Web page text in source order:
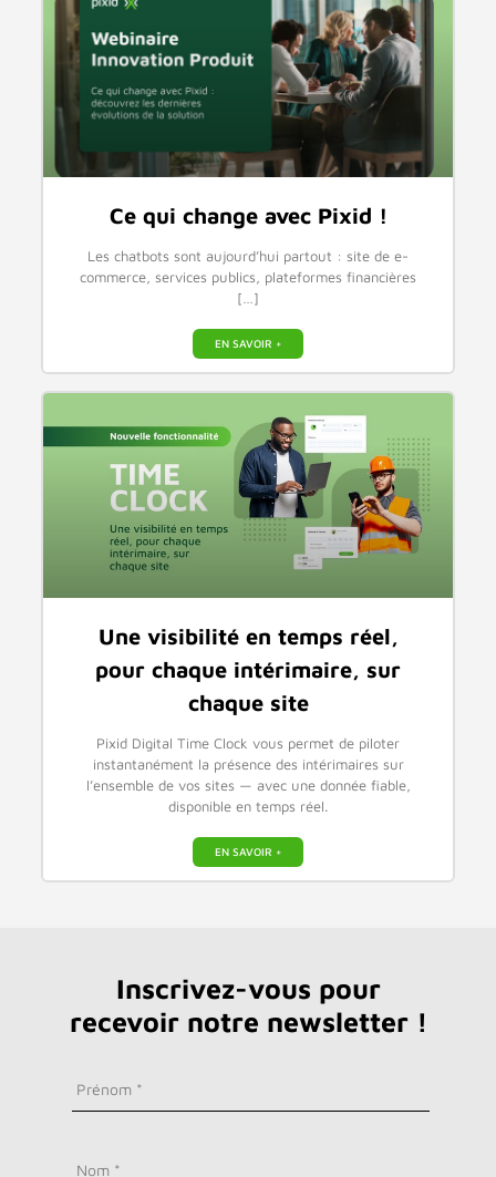
Ce qui change avec Pixid !
Les chatbots sont aujourd’hui partout : site de e-
commerce, services publics, plateformes financières
[…]
EN SAVOIR +
Une visibilité en temps réel,
pour chaque intérimaire, sur
chaque site
Pixid Digital Time Clock vous permet de piloter
instantanément la présence des intérimaires sur
l’ensemble de vos sites — avec une donnée fiable,
disponible en temps réel.
EN SAVOIR +
Inscrivez-vous pour
recevoir notre newsletter !